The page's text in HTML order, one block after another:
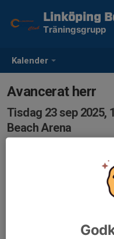
Kalender
Linköping
Träningsgrupp
Avancerat herr
Tisdag 23 sep 2025,
Beach Arena
Anmälan inför varje